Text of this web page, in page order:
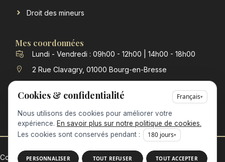
Droit des mineurs
Mes coordonnées
Lundi - Vendredi : 09h00 - 12h00 | 14h00 - 18h00
2 Rue Clavagry, 01000 Bourg-en-Bresse
04 74 23 98 63
Copyright @ 2026 • Tous droits réservés • Design by
Cookies & confidentialité Français▾
Nous utilisons des cookies pour améliorer votre
expérience. En savoir plus sur notre politique de cookies.
Les cookies sont conservés pendant :
180 jours▾
PERSONNALISER TOUT REFUSER TOUT ACCEPTER